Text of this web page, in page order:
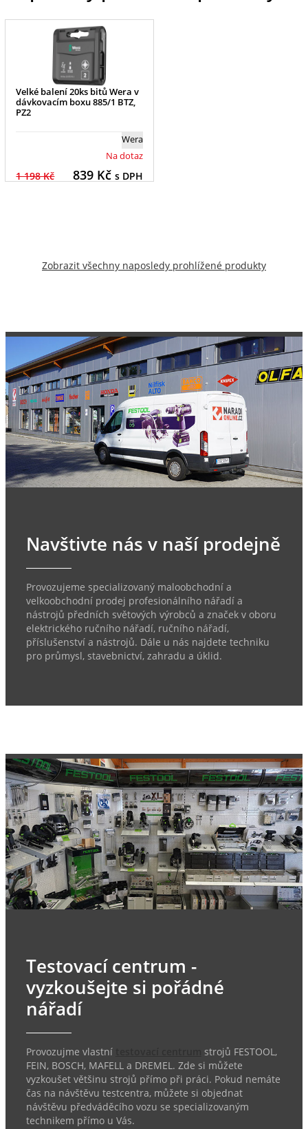
Velké balení 20ks bitů Wera v
dávkovacím boxu 885/1 BTZ,
PZ2
Wera
Na dotaz
1 198 Kč 839Kč s DPH
Zobrazit všechny naposledy prohlížené produkty
Navštivte nás v naší prodejně
Provozujeme specializovaný maloobchodní a
velkoobchodní prodej profesionálního nářadí a
nástrojů předních světových výrobců a značek v oboru
elektrického ručního nářadí, ručního nářadí,
příslušenství a nástrojů. Dále u nás najdete techniku
pro průmysl, stavebnictví, zahradu a úklid.
Testovací centrum -
vyzkoušejte si pořádné
nářadí
Provozujme vlastní
strojů FESTOOL,
FEIN, BOSCH, MAFELL a DREMEL. Zde si můžete
vyzkoušet většinu strojů přímo při práci. Pokud nemáte
čas na návštěvu testcentra, můžete si objednat
návštěvu předváděcího vozu se specializovaným
technikem přímo u Vás.